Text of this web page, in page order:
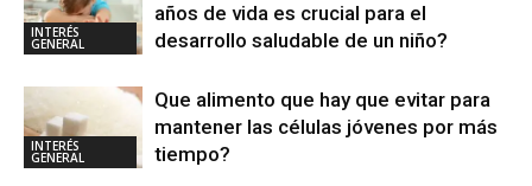
INTERÉS
GENERAL
años de vida es crucial para el
desarrollo saludable de un niño?
INTERÉS
GENERAL
Que alimento que hay que evitar para
mantener las células jóvenes por más
tiempo?